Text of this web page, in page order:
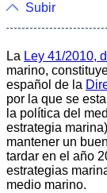
Subir
La Ley 41/2010,
marino,
español de la
por la que se
la política del
estrategia
mantener un
tardar en el año
estrategias
medio marino.